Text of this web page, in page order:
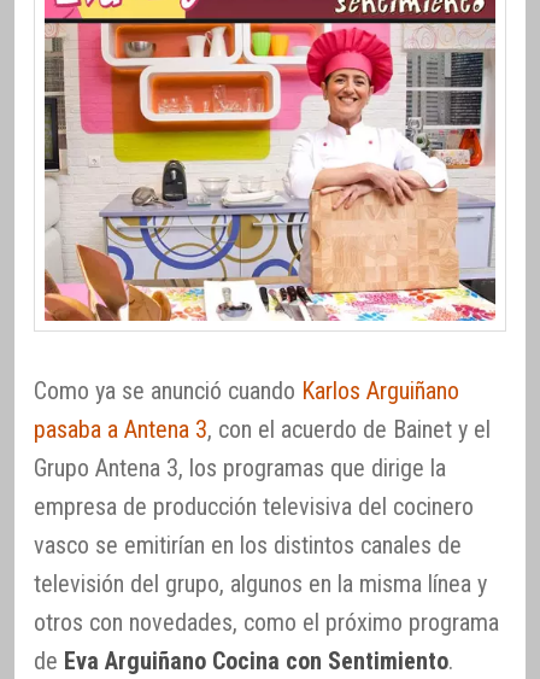
Como ya se anunció cuando Karlos Arguiñano
pasaba a Antena 3, con el acuerdo de Bainet y el
Grupo Antena 3, los programas que dirige la
empresa de producción televisiva del cocinero
vasco se emitirían en los distintos canales de
televisión del grupo, algunos en la misma línea y
otros con novedades, como el próximo programa
de Eva Arguiñano Cocina con Sentimiento.